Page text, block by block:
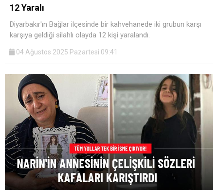
12 Yaralı
Diyarbakır'ın Bağlar ilçesinde bir kahvehanede iki grubun karşı
karşıya geldiği silahlı olayda 12 kişi yaralandı.
04 Ağustos 2025 Pazartesi 09:41